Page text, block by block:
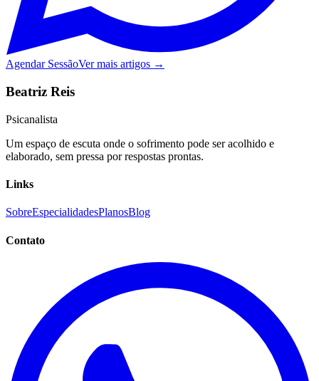
Agendar SessãoVer mais artigos →
Beatriz Reis
Psicanalista
Um espaço de escuta onde o sofrimento pode ser acolhido e
elaborado, sem pressa por respostas prontas.
Links
SobreEspecialidadesPlanosBlog
Contato